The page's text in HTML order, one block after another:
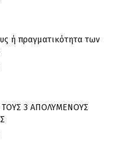
ή πραγματικότητα των
ΤΟΥΣ 3 ΑΠΟΛΥΜΕΝΟΥΣ